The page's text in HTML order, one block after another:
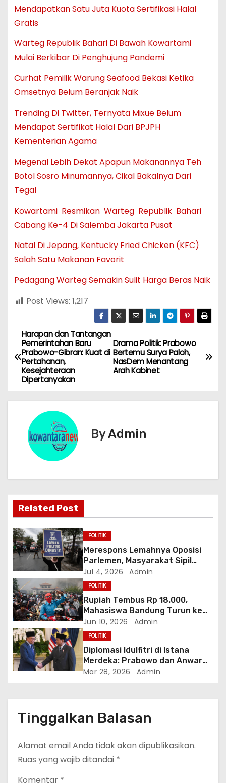
Mendapatkan Satu Juta Kuota Sertifikasi Halal
Gratis
Warteg Republik Bahari Di Bawah Kowartami
Mulai Berkibar Di Penghujung Pandemi
Curhat Pemilik Warung Seafood Bekasi Ketika
Omsetnya Belum Beranjak Naik
Trending Di Twitter, Ternyata Mixue Belum
Mendapat Sertifikat Halal Dari BPJPH
Kementerian Agama
Megenal Lebih Dekat Apapun Makanannya Teh
Botol Sosro Minumannya, Cikal Bakalnya Dari
Tegal
Kowartami Resmikan Warteg Republik Bahari
Cabang Ke-4 Di Salemba Jakarta Pusat
Natal Di Jepang, Kentucky Fried Chicken (KFC)
Salah Satu Makanan Favorit
Pedagang Warteg Semakin Sulit Harga Beras Naik
Post Views: 1,217
N
a
v
i
p
o
s
Drama Politik: Prabowo
Bertemu Surya Paloh,
NasDem Menantang
Arah Kabinet
Harapan dan Tantangan
Pemerintahan Baru
Prabowo-Gibran: Kuat di
Pertahanan,
Kesejahteraan
Dipertanyakan
ByAdmin
Related Post
POLITIK
Merespons Lemahnya Oposisi
Parlemen, Masyarakat Sipil
Bentuk “Kabinet Bayangan”
Jul 4, 2026 Admin
POLITIK
Rupiah Tembus Rp 18.000,
Mahasiswa Bandung Turun ke
Jalan Tuntut Reformasi
Ekonomi Total
Jun 10, 2026 Admin
POLITIK
Diplomasi Idulfitri di Istana
Merdeka: Prabowo dan Anwar
Ibrahim Bahas Solusi Damai
Mar 28, 2026 Admin
Tinggalkan Balasan
Alamat email Anda tidak akan dipublikasikan.
Ruas yang wajib ditandai *
Komentar *